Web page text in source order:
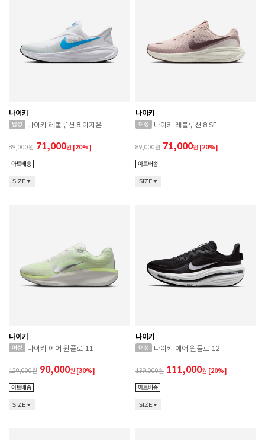
나이키
나이키 레볼루션 8 이지온
89,000 71,000원 [20%]
SIZE
나이키
나이키 레볼루션 8 SE
89,000 71,000원 [20%]
SIZE
나이키
나이키 에어 윈플로 11
129,000 90,000원 [30%]
SIZE
나이키
나이키 에어 윈플로 12
139,000 111,000원 [20%]
SIZE